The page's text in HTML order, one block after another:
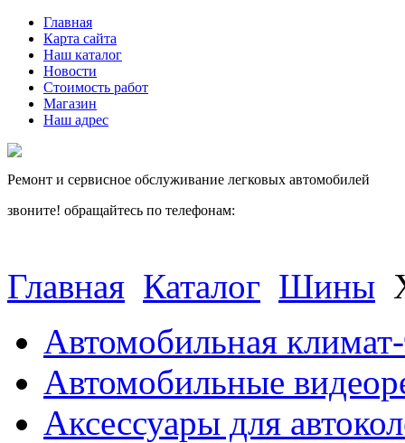
Главная
Карта сайта
Наш каталог
Новости
Стоимость работ
Магазин
Наш адрес
Ремонт и сервисное обслуживание легковых автомобилей
звоните! обращайтесь по телефонам:
Главная Каталог Шины
Автомобильная
Автомобильные
Аксессуары для